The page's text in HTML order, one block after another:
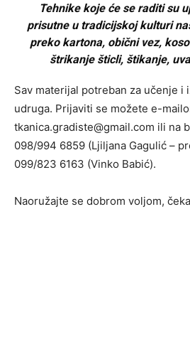
Tehnike koje će se raditi su
prisutne u tradicijskoj kulturi
preko kartona, obični vez,
štrikanje šticli, štikanje,
Sav materijal potreban za učenje i
udruga. Prijaviti se možete e-
tkanica.gradiste@gmail.com ili na
098/994 6859 (Ljiljana Gagulić –
099/823 6163 (Vinko Babić).
Naoružajte se dobrom voljom,